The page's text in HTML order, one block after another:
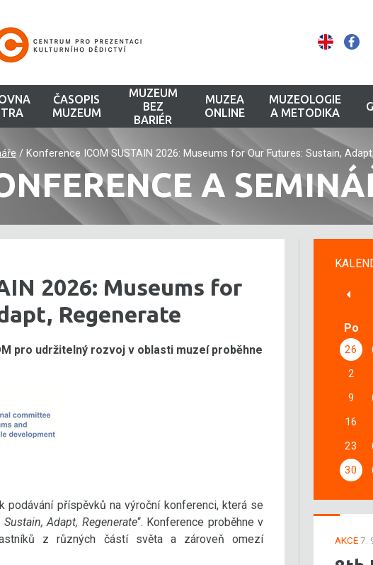
ČASOPIS
MUZEUM
MUZEUM
BEZ
BARIÉR
MUZEA
ONLINE
MUZEOLOGIE
A METODIKA
/ Konference ICOM SUSTAIN 2026: Museums for Our Futures: Sustain,
A
2026: Museums for
Regenerate
pro udržitelný rozvoj v oblasti muzeí proběhne
podávání příspěvků na výroční konferenci, která se
Adapt, Regenerate“. Konference proběhne v
z různých částí světa a zároveň omezí
Po
26
2
9
16
23
30
AKCE7.